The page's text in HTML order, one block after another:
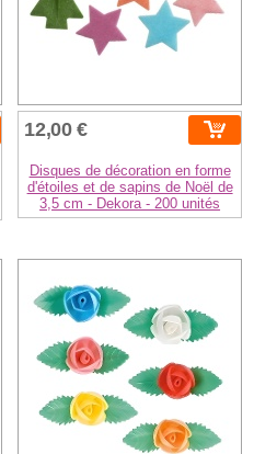
12,00 €
Disques de décoration en forme
d'étoiles et de sapins de Noël de
3,5 cm - Dekora - 200 unités